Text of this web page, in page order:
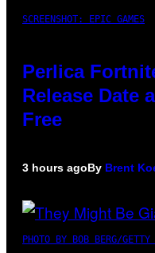
SCREENSHOT: EPIC GAMES
Perlica
Release Date
Free
3 hours agoBy Brent
PHOTO BY BOB BERG/GETTY